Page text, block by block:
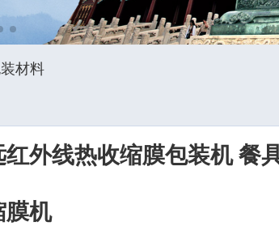
材料
红外线热收缩膜包装机 餐
膜机